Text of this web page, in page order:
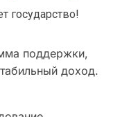
государство!
поддержки,
доход.